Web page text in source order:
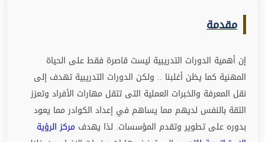
مقدمة
إن أهمية الدورات التدريبية ليست قاصرة فقط على الحياة
المهنية كما يظن أغلبنا .. ولكن الدورات التدريبية تهدف إلى
نقل المعرفة والخبرات العملية التى تثقل مهارات الأفراد وتعزز
الثقة بالنفس لديهم مما يساهم في إعداد الكوادر مما يعود
بدوره على تطوير وتقدم المؤسسات. لذا يهدف مركز الرؤية